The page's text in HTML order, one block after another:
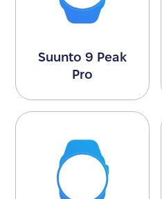
Suunto 9 Peak
Pro